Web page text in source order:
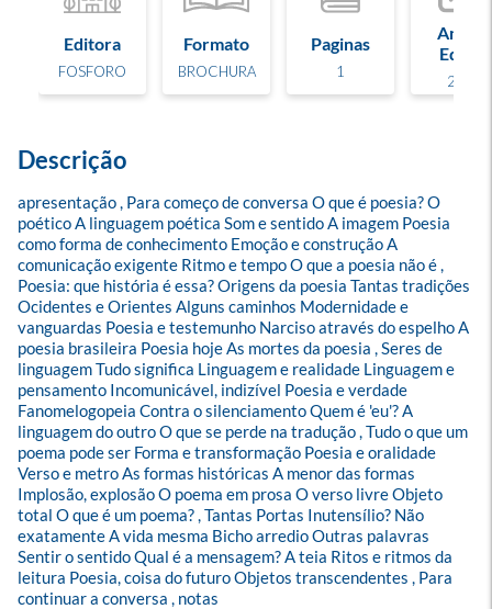
Editora
FOSFORO
Formato
BROCHURA
Paginas
1
Ano de
Edição
2026
Descrição
apresentação , Para começo de conversa O que é poesia? O
poético A linguagem poética Som e sentido A imagem Poesia
como forma de conhecimento Emoção e construção A
comunicação exigente Ritmo e tempo O que a poesia não é ,
Poesia: que história é essa? Origens da poesia Tantas tradições
Ocidentes e Orientes Alguns caminhos Modernidade e
vanguardas Poesia e testemunho Narciso através do espelho A
poesia brasileira Poesia hoje As mortes da poesia , Seres de
linguagem Tudo significa Linguagem e realidade Linguagem e
pensamento Incomunicável, indizível Poesia e verdade
Fanomelogopeia Contra o silenciamento Quem é 'eu'? A
linguagem do outro O que se perde na tradução , Tudo o que um
poema pode ser Forma e transformação Poesia e oralidade
Verso e metro As formas históricas A menor das formas
Implosão, explosão O poema em prosa O verso livre Objeto
total O que é um poema? , Tantas Portas Inutensílio? Não
exatamente A vida mesma Bicho arredio Outras palavras
Sentir o sentido Qual é a mensagem? A teia Ritos e ritmos da
leitura Poesia, coisa do futuro Objetos transcendentes , Para
continuar a conversa , notas